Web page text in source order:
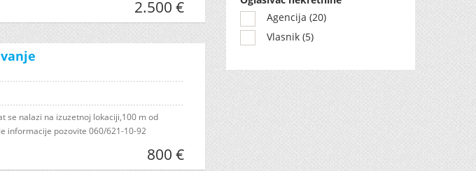
2.500 €
se nalazi na izuzetnoj lokaciji,100 m od
informacije pozovite 060/621-10-92
800 €
Agencija (20)
Vlasnik (5)